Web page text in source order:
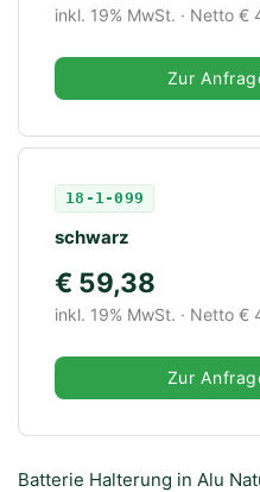
inkl. 19% MwSt. · Netto €
Zur
18-1-099
schwarz
€ 59,38
inkl. 19% MwSt. · Netto €
Zur
Batterie Halterung in Alu